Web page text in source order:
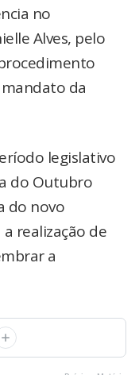
no
Alves, pelo
da
legislativo
do Outubro
do novo
realização de
a